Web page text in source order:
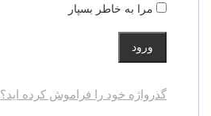
مرا به خاطر بسپار
ورود
گذرواژه خود را فراموش کرده اید؟